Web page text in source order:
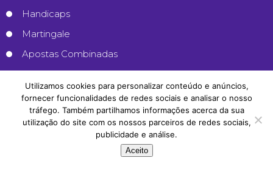
Handicaps
Martingale
Apostas Combinadas
Utilizamos cookies para personalizar conteúdo e anúncios,
fornecer funcionalidades de redes sociais e analisar o nosso
tráfego. Também partilhamos informações acerca da sua
utilização do site com os nossos parceiros de redes sociais,
publicidade e análise.
Aceito